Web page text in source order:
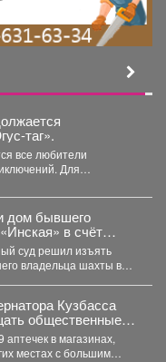
таг».
все любители
Для
дом бывшего
в счёт
суд решил изъять
владельца шахты в
Кузбасса
общественные
первой
в магазинах,
местах с большим